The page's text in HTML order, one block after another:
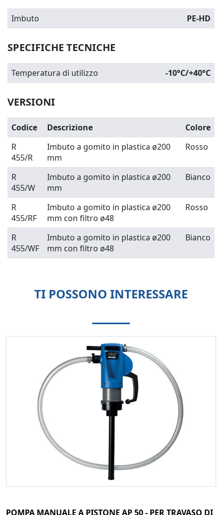
Imbuto PE-HD
SPECIFICHE TECNICHE
Temperatura di utilizzo -10°C/+40°C
VERSIONI
Codice Descrizione
Colore
R
455/R
Imbuto a gomito in plastica ø200
mm
Rosso
R
455/W
Imbuto a gomito in plastica ø200
mm
Bianco
R
455/RF
Imbuto a gomito in plastica ø200
mm con filtro ø48
Rosso
R
455/WF
Imbuto a gomito in plastica ø200
mm con filtro ø48
Bianco
TI POSSONO INTERESSARE
POMPA MANUALE A PISTONE AP 50 - PER TRAVASO DI